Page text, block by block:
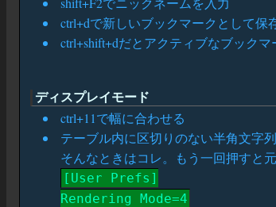
ctrl+dで新しいブックマークとして保
ctrl+shift+dだとアクティブなブック
ディスプレイモード
ctrl+11で幅に合わせる
テーブル内に区切りのない半角文字
そんなときはコレ。もう一回押すと
[User Prefs]
Rendering Mode=4